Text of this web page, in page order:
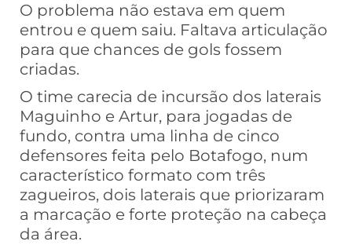
O problema não estava em quem
entrou e quem saiu. Faltava articulação
para que chances de gols fossem
criadas.
O time carecia de incursão dos laterais
Maguinho e Artur, para jogadas de
fundo, contra uma linha de cinco
defensores feita pelo Botafogo, num
característico formato com três
zagueiros, dois laterais que priorizaram
a marcação e forte proteção na cabeça
da área.